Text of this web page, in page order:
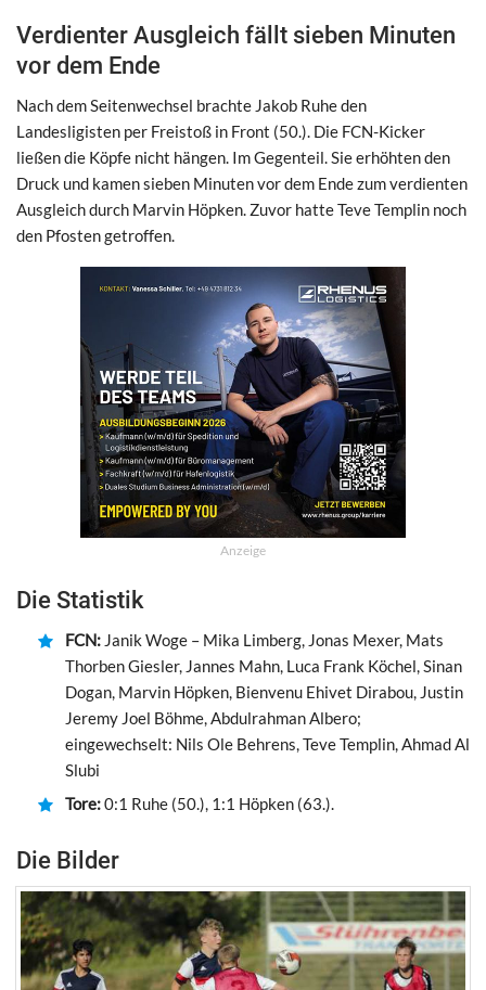
Verdienter Ausgleich fällt sieben Minuten
vor dem Ende
Nach dem Seitenwechsel brachte Jakob Ruhe den
Landesligisten per Freistoß in Front (50.). Die FCN-Kicker
ließen die Köpfe nicht hängen. Im Gegenteil. Sie erhöhten den
Druck und kamen sieben Minuten vor dem Ende zum verdienten
Ausgleich durch Marvin Höpken. Zuvor hatte Teve Templin noch
den Pfosten getroffen.
Anzeige
Die Statistik
FCN: Janik Woge – Mika Limberg, Jonas Mexer, Mats
Thorben Giesler, Jannes Mahn, Luca Frank Köchel, Sinan
Dogan, Marvin Höpken, Bienvenu Ehivet Dirabou, Justin
Jeremy Joel Böhme, Abdulrahman Albero;
eingewechselt: Nils Ole Behrens, Teve Templin, Ahmad Al
Slubi
Tore:0:1 Ruhe (50.), 1:1 Höpken (63.).
Die Bilder